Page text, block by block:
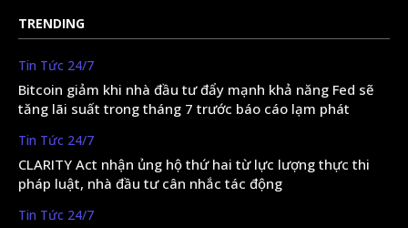
TRENDING
Tin Tức 24/7
Bitcoin giảm khi nhà đầu tư đẩy mạnh khả năng Fed sẽ
tăng lãi suất trong tháng 7 trước báo cáo lạm phát
Tin Tức 24/7
CLARITY Act nhận ủng hộ thứ hai từ lực lượng thực thi
pháp luật, nhà đầu tư cân nhắc tác động
Tin Tức 24/7